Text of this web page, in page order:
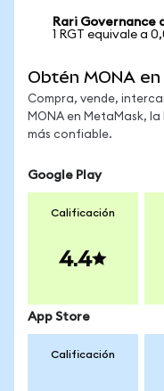
Rari Governance
1 RGT equivale a
Obtén MONA
Compra, vende,
MONA en MetaMask,
más confiable.
Google Play
Calificación
4.4
App Store
Calificación